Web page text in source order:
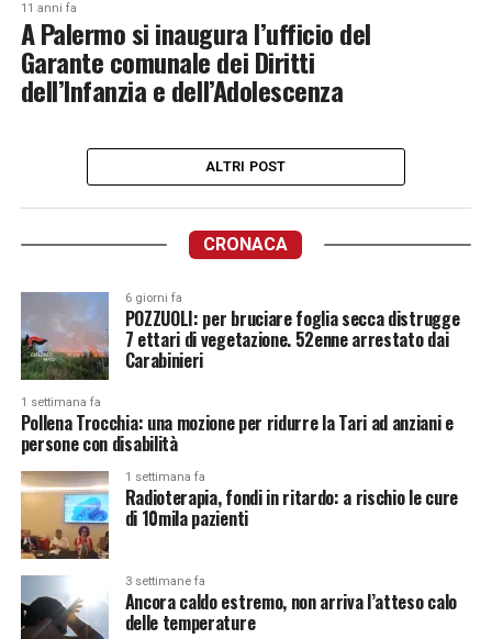
11 anni fa
A Palermo si inaugura l’ufficio del
Garante comunale dei Diritti
dell’Infanzia e dell’Adolescenza
ALTRI POST
CRONACA
6 giorni fa
POZZUOLI: per bruciare foglia secca distrugge
7 ettari di vegetazione. 52enne arrestato dai
Carabinieri
1 settimana fa
Pollena Trocchia: una mozione per ridurre la Tari ad anziani e
persone con disabilità
1 settimana fa
Radioterapia, fondi in ritardo: a rischio le cure
di 10mila pazienti
3 settimane fa
Ancora caldo estremo, non arriva l’atteso calo
delle temperature